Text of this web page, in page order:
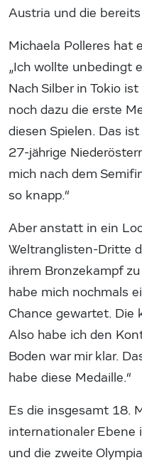
Austria und die
Michaela Polleres hat
„Ich wollte unbedingt
Nach Silber in Tokio
noch dazu die erste
diesen Spielen. Das
27-jährige
mich nach dem
so knapp.“
Aber anstatt in ein
Weltranglisten-Dritte
ihrem Bronzekampf
habe mich nochmals
Chance gewartet. Die
Also habe ich den
Boden war mir klar.
habe diese Medaille.“
Es die insgesamt 18.
internationaler Ebene
und die zweite